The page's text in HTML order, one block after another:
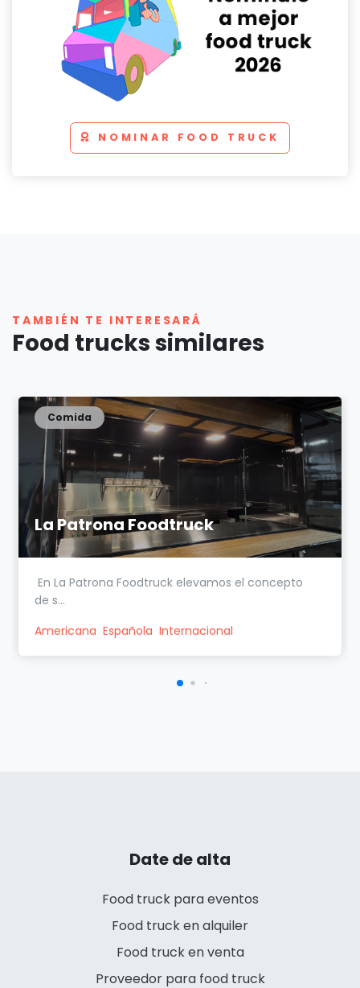
NOMINAR FOOD TRUCK
TAMBIÉN TE INTERESARÁ
Food trucks similares
La Patrona Foodtruck
Comida
En La Patrona Foodtruck elevamos el concepto
de s...
Americana Española Internacional
Date de alta
Food truck para eventos
Food truck en alquiler
Food truck en venta
Proveedor para food truck